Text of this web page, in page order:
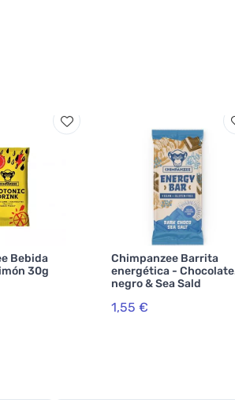
Bebida
30g
Chimpanzee Barrita
energética - Chocolate
negro & Sea Sald
1,55 €